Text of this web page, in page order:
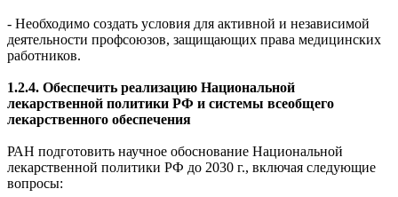
- Необходимо создать условия для активной и независимой
деятельности профсоюзов, защищающих права медицинских
работников.
1.2.4. Обеспечить реализацию Национальной
лекарственной политики РФ и системы всеобщего
лекарственного обеспечения
РАН подготовить научное обоснование Национальной
лекарственной политики РФ до 2030 г., включая следующие
вопросы: